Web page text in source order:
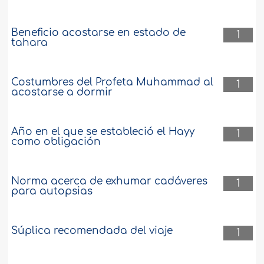
1
Beneficio acostarse en estado de
tahara
1
Costumbres del Profeta Muhammad al
acostarse a dormir
1
Año en el que se estableció el Hayy
como obligación
1
Norma acerca de exhumar cadáveres
para autopsias
1
Súplica recomendada del viaje